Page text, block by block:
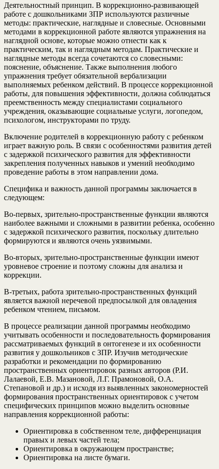
Деятельностный принцип. В коррекционно-развивающей
работе с дошкольниками ЗПР используются различные
методы: практические, наглядные и словесные. Основными
методами в коррекционной работе являются упражнения на
наглядной основе, которые можно отнести как к
практическим, так и наглядным методам. Практические и
наглядные методы всегда сочетаются со словесными:
пояснение, объяснение. Также выполнения любого
упражнения требует обязательной вербализации
выполняемых ребенком действий. В процессе коррекционной
работы, для повышения эффективности, должна соблюдаться
преемственность между специалистами социального
учреждения, оказывающие социальные услуги, логопедом,
психологом, инструкторами по труду.
Включение родителей в коррекционную работу с ребенком
играет важную роль. В связи с особенностями развития детей
с задержкой психического развития для эффективности
закрепления полученных навыков и умений необходимо
проведение работы в этом направлении дома.
Специфика и важность данной программы заключается в
следующем:
Во-первых, зрительно-пространственные функции являются
наиболее важными и сложными в развитии ребенка, особенно
с задержкой психического развития, поскольку длительно
формируются и являются очень уязвимыми.
Во-вторых, зрительно-пространственные функции имеют
уровневое строение и поэтому сложны для анализа и
коррекции.
В-третьих, работа зрительно-пространственных функций
является важной неречевой предпосылкой для овладения
ребенком чтением, письмом.
В процессе реализации данной программы необходимо
учитывать особенности и последовательность формирования
рассматриваемых функций в онтогенезе и их особенности
развития у дошкольников с ЗПР. Изучив методические
разработки и рекомендации по формированию
пространственных ориентировок разных авторов (Р.И.
Лалаевой, Е.В. Мазановой, Л.Г. Прамоновой, О.А.
Степановой и др.) и исходя из выявленных закономерностей
формирования пространственных ориентировок с учетом
специфических принципов можно выделить основные
направления коррекционной работы:
Ориентировка в собственном теле, дифференциация
правых и левых частей тела;
Ориентировка в окружающем пространстве;
Ориентировка на листе бумаги.